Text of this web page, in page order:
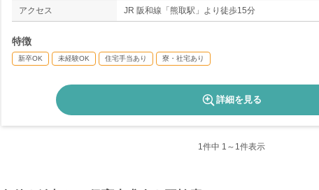
アクセス JR 阪和線「熊取駅」より徒歩15分
特徴
新卒OK 未経験OK 住宅手当あり 寮・社宅あり
詳細を見る
1件中 1～1件表示